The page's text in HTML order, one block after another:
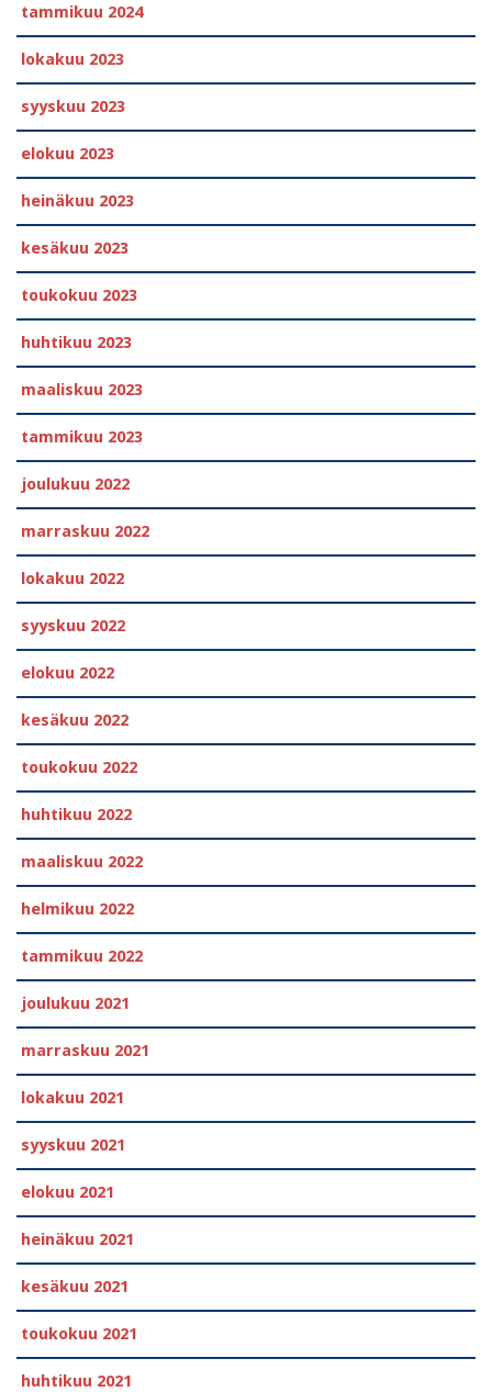
tammikuu 2024
lokakuu 2023
syyskuu 2023
elokuu 2023
heinäkuu 2023
kesäkuu 2023
toukokuu 2023
huhtikuu 2023
maaliskuu 2023
tammikuu 2023
joulukuu 2022
marraskuu 2022
lokakuu 2022
syyskuu 2022
elokuu 2022
kesäkuu 2022
toukokuu 2022
huhtikuu 2022
maaliskuu 2022
helmikuu 2022
tammikuu 2022
joulukuu 2021
marraskuu 2021
lokakuu 2021
syyskuu 2021
elokuu 2021
heinäkuu 2021
kesäkuu 2021
toukokuu 2021
huhtikuu 2021